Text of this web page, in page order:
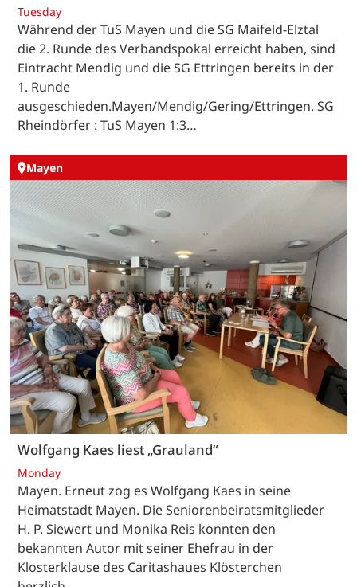
Tuesday
Während der TuS Mayen und die SG Maifeld-Elztal
die 2. Runde des Verbandspokal erreicht haben, sind
Eintracht Mendig und die SG Ettringen bereits in der
1. Runde
ausgeschieden.Mayen/Mendig/Gering/Ettringen. SG
Rheindörfer : TuS Mayen 1:3…
Mayen
Wolfgang Kaes liest „Grauland“
Monday
Mayen. Erneut zog es Wolfgang Kaes in seine
Heimatstadt Mayen. Die Seniorenbeiratsmitglieder
H. P. Siewert und Monika Reis konnten den
bekannten Autor mit seiner Ehefrau in der
Klosterklause des Caritashaues Klösterchen